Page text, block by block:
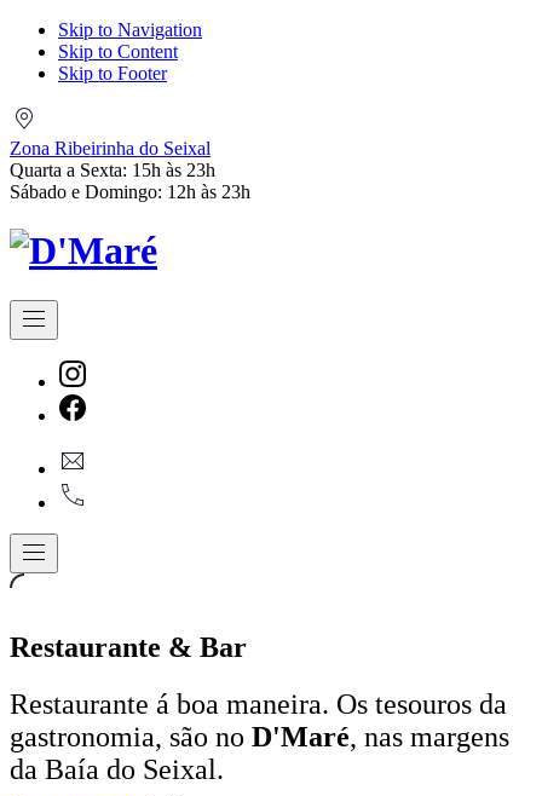
Skip to Navigation
Skip to Content
Skip to Footer
do
Seixal
Zona Ribeirinha do Seixal
Quarta a Sexta: 15h às 23h
Sábado e Domingo: 12h às 23h
Navigation
New
Window
Window
Navigation
Restaurante & Bar
Restaurante á boa maneira. Os tesouros da
gastronomia, são no D'Maré, nas margens
da Baía do Seixal.